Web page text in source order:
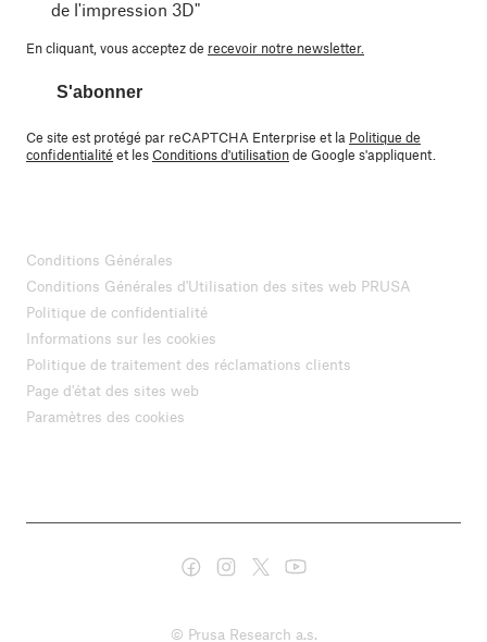
de l'impression 3D"
En cliquant, vous acceptez de recevoir notre newsletter.
S'abonner
Ce site est protégé par reCAPTCHA Enterprise et la Politique de
confidentialité et lesConditions d'utilisationde Google s'appliquent.
Conditions Générales
Conditions Générales d'Utilisation des sites web PRUSA
Politique de confidentialité
Informations sur les cookies
Politique de traitement des réclamations clients
Page d'état des sites web
Paramètres des cookies
© Prusa Research a.s.